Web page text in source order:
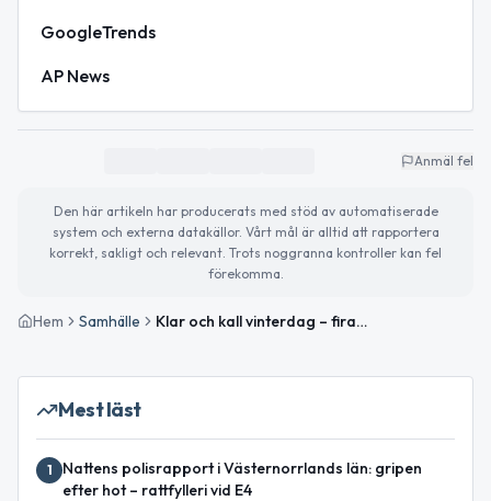
GoogleTrends
AP News
Anmäl fel
Den här artikeln har producerats med stöd av automatiserade
system och externa datakällor. Vårt mål är alltid att rapportera
korrekt, sakligt och relevant. Trots noggranna kontroller kan fel
förekomma.
Hem Samhälle Klar och kall vinterdag – firande och evenemang på gång
Mest läst
1
Nattens polisrapport i Västernorrlands län: gripen
efter hot – rattfylleri vid E4